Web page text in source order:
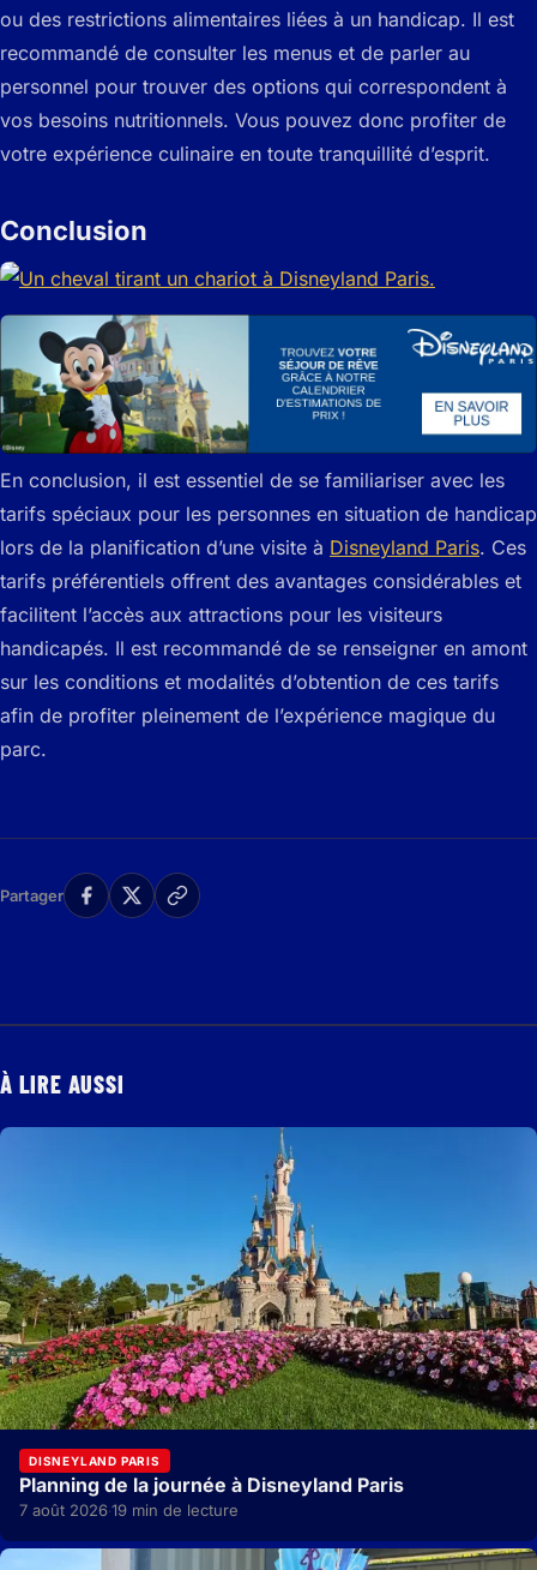
ou des restrictions alimentaires liées à un handicap. Il est
recommandé de consulter les menus et de parler au
personnel pour trouver des options qui correspondent à
vos besoins nutritionnels. Vous pouvez donc profiter de
votre expérience culinaire en toute tranquillité d’esprit.
Conclusion
En conclusion, il est essentiel de se familiariser avec les
tarifs spéciaux pour les personnes en situation de handicap
lors de la planification d’une visite à Disneyland Paris. Ces
tarifs préférentiels offrent des avantages considérables et
facilitent l’accès aux attractions pour les visiteurs
handicapés. Il est recommandé de se renseigner en amont
sur les conditions et modalités d’obtention de ces tarifs
afin de profiter pleinement de l’expérience magique du
parc.
Partager
À LIRE AUSSI
DISNEYLAND PARIS
Planning de la journée à Disneyland Paris
7 août 2026·19 min de lecture